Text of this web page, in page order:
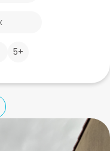
5+